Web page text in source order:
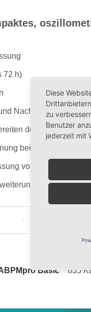
72 h)
Nachtintervalle
des Rekorders
beim Einlesen der
von Aktivität und
(z. B. 3-
Basic 835
Diese
zu
Benutzer
jederzeit mit